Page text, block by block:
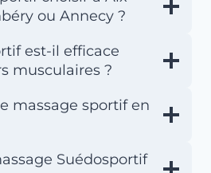
ou Annecy ?
est-il efficace
musculaires ?
massage sportif en
Suédosportif